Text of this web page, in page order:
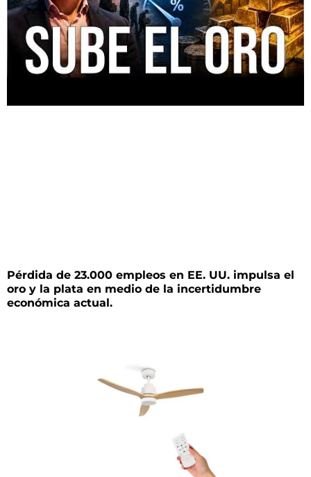
Pérdida de 23.000 empleos en EE. UU. impulsa el
oro y la plata en medio de la incertidumbre
económica actual.